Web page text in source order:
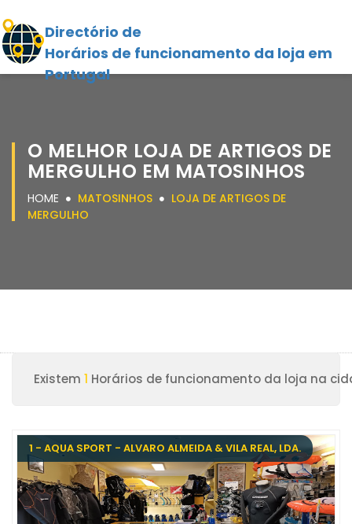
Directório de
Horários de funcionamento da loja em
Portugal
O MELHOR LOJA DE ARTIGOS DE
MERGULHO EM MATOSINHOS
HOME MATOSINHOS
LOJA DE ARTIGOS DE
MERGULHO
Existem 1 Horários de funcionamento da loja na
1 - AQUA SPORT - ALVARO ALMEIDA & VILA REAL, LDA.